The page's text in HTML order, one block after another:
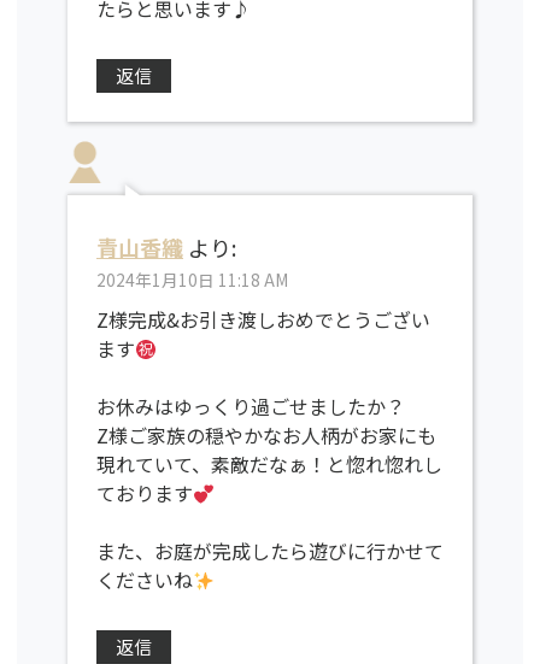
たらと思います♪
返信
青山香織 より:
2024年1月10日 11:18 AM
Z様完成&お引き渡しおめでとうござい
ます
お休みはゆっくり過ごせましたか？
Z様ご家族の穏やかなお人柄がお家にも
現れていて、素敵だなぁ！と惚れ惚れし
ております
また、お庭が完成したら遊びに行かせて
くださいね
返信